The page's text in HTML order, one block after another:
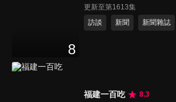
8
更新至第1613集
訪談
新聞 新聞雜誌
福建一百吃
8.3